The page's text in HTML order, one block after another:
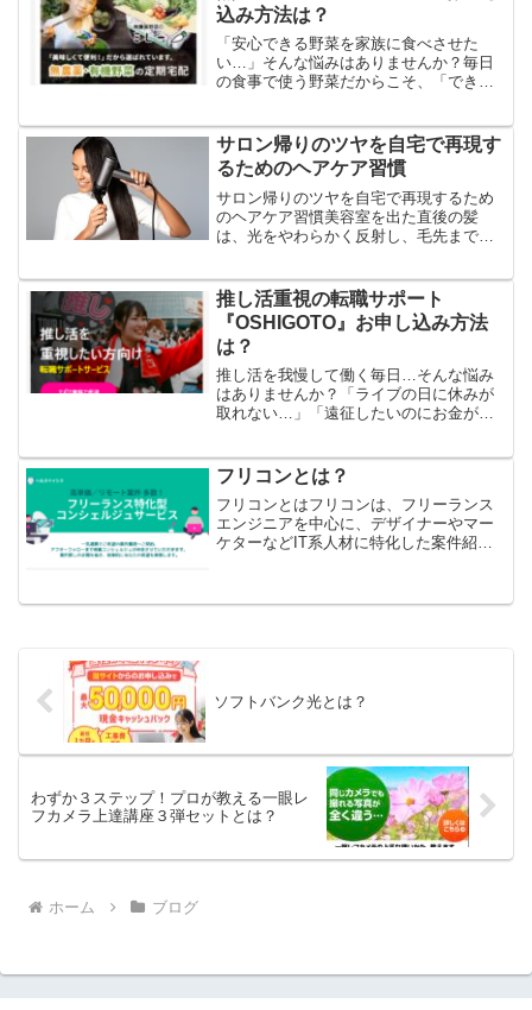
人生設計」を重視している...
込み方法は？
「安心できる野菜を家族に食べさせた
い…」そんな悩みはありませんか？毎日
の食事で使う野菜だからこそ、「できる
うか。しかし実際には、「スーパーでは
どれが本当に安全なのかわから...
サロン帰りのツヤを自宅で再現す
るためのヘアケア習慣
サロン帰りのツヤを自宅で再現するため
のヘアケア習慣美容室を出た直後の髪
は、光をやわらかく反射し、毛先まで整
ではなく、日々の扱い方の積み重ねによ
って近づけていくことができ...
推し活重視の転職サポート
『OSHIGOTO』お申し込み方法
は？
推し活を我慢して働く毎日…そんな悩み
はありませんか？「ライブの日に休みが
取れない…」「遠征したいのにお金が足
ら、一度はこんな悩みを感じたことがあ
るのではないでしょうか。...
フリコンとは？
フリコンとはフリコンは、フリーランス
エンジニアを中心に、デザイナーやマー
ケターなどIT系人材に特化した案件紹介
グし、最適な案件を提案してくれるた
ソフトバンク光とは？
わずか３ステップ！プロが教える一眼レ
フカメラ上達講座３弾セットとは？
ホーム ブログ